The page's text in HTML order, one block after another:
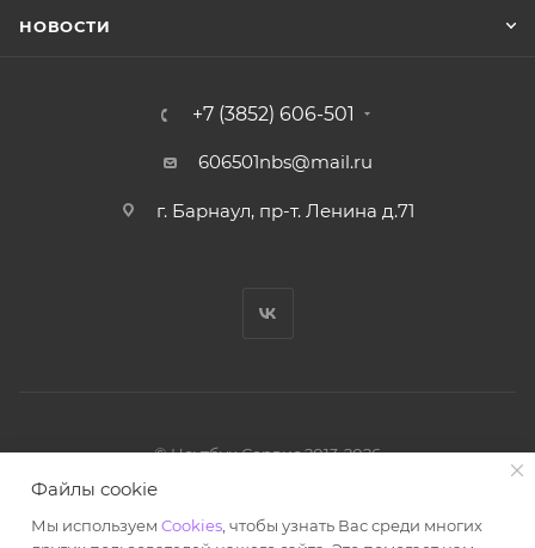
НОВОСТИ
+7 (3852) 606-501
606501nbs@mail.ru
г. Барнаул, пр-т. Ленина д.71
© Ноутбук Сервис 2013-2026
Интернет-магазин запчастей и аксессуаров
Powered by: WebdEvILoper
Файлы cookie
Мы используем Cookies , чтобы узнать Вас среди многих